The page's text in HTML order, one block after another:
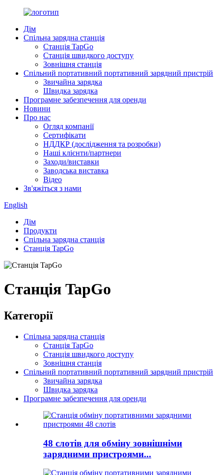
Дім
Спільна зарядна станція
Станція TapGo
Станція швидкого доступу
Зовнішня станція
Спільний портативний портативний зарядний пристрій
Звичайна зарядка
Швидка зарядка
Програмне забезпечення для оренди
Новини
Про нас
Огляд компанії
Сертифікати
НДДКР (дослідження та розробки)
Наші клієнти/партнери
Заходи/виставки
Заводська виставка
Відео
Зв'яжіться з нами
English
Дім
Продукти
Спільна зарядна станція
Станція TapGo
Станція TapGo
Категорії
Спільна зарядна станція
Станція TapGo
Станція швидкого доступу
Зовнішня станція
Спільний портативний портативний зарядний пристрій
Звичайна зарядка
Швидка зарядка
Програмне забезпечення для оренди
48 слотів для обміну зовнішніми
зарядними пристроями...